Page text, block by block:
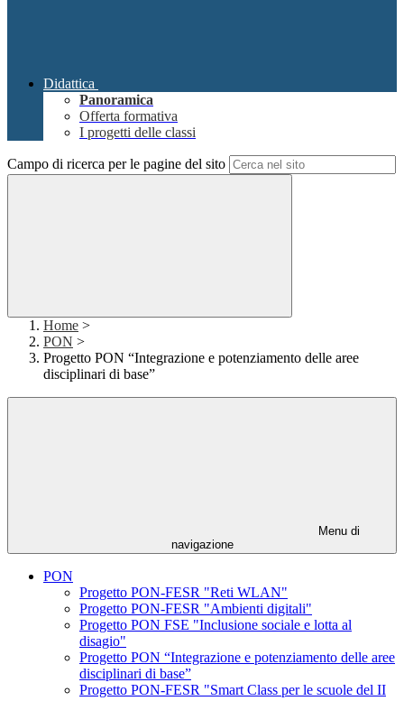
Didattica
Panoramica
Offerta formativa
I progetti delle classi
Campo di ricerca per le pagine del sito
Home >
PON >
Progetto PON “Integrazione e potenziamento delle aree
disciplinari di base”
Menu di
navigazione
PON
Progetto PON-FESR "Reti WLAN"
Progetto PON-FESR "Ambienti digitali"
Progetto PON FSE "Inclusione sociale e lotta al
disagio"
Progetto PON “Integrazione e potenziamento delle aree
disciplinari di base”
Progetto PON-FESR "Smart Class per le scuole del II